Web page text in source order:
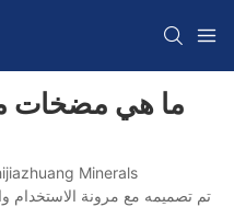
ما هي مضخات